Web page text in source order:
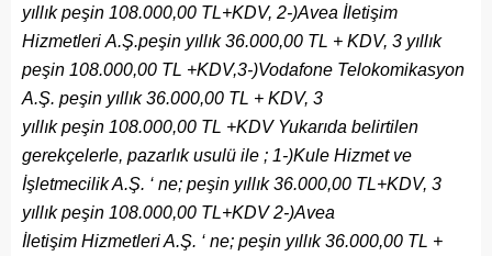
yıllık peşin 108.000,00 TL+KDV, 2-)Avea İletişim
Hizmetleri A.Ş.peşin yıllık 36.000,00 TL + KDV, 3 yıllık
peşin 108.000,00 TL +KDV,3-)Vodafone Telokomikasyon
A.Ş. peşin yıllık 36.000,00 TL + KDV, 3
yıllık peşin 108.000,00 TL +KDV Yukarıda belirtilen
gerekçelerle, pazarlık usulü ile ; 1-)Kule Hizmet ve
İşletmecilik A.Ş. ‘ ne; peşin yıllık 36.000,00 TL+KDV, 3
yıllık peşin 108.000,00 TL+KDV 2-)Avea
İletişim Hizmetleri A.Ş. ‘ ne; peşin yıllık 36.000,00 TL +